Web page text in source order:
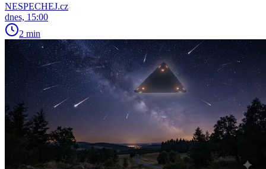
NESPECHEJ.cz
dnes, 15:00
2 min